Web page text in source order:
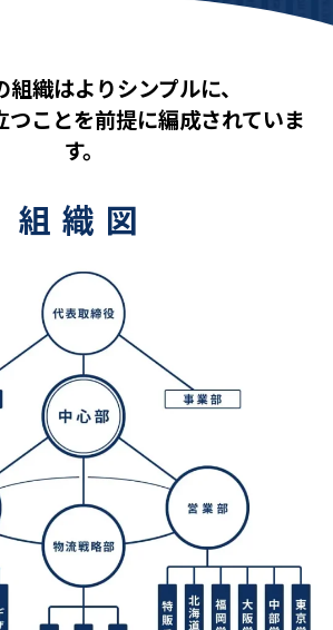
織はよりシンプルに、
つことを前提に編成されていま
す。
組織図